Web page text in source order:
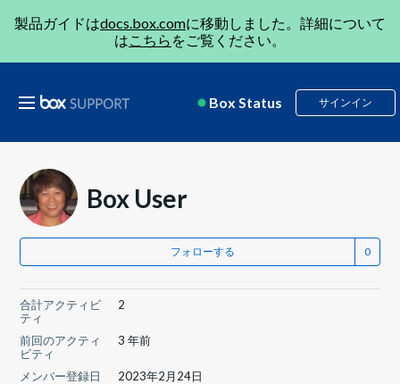
製品ガイドはdocs.box.comに移動しました。詳細について
はこちら をご覧ください。
Box Status サインイン
Box User
フォローする
合計アクティビ
ティ
2
前回のアクティ
ビティ
3 年前
メンバー登録日
2023年2月24日